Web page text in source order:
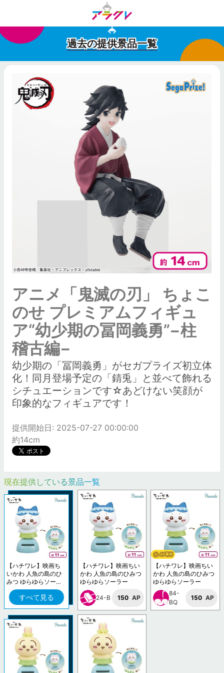
過去の提供景品一覧
アニメ「鬼滅の刃」 ちょこ
のせ プレミアムフィギュ
ア“幼少期の冨岡義勇”−柱
稽古編−
幼少期の「冨岡義勇」がセガプライズ初立体
化！同月登場予定の「錆兎」と並べて飾れる
シチュエーションです☆あどけない笑顔が
印象的なフィギュアです！
提供開始日: 2025-07-27 00:00:00
約14cm
現在提供している景品一覧
【ハチワレ】映画ち
いかわ 人魚の島のひ
みつ ゆらゆらソーラ
ー
すべて見る
【ハチワレ】映画ちい
かわ 人魚の島のひみつ
ゆらゆらソーラー
24-B 150 AP
【ハチワレ】映画ちい
かわ 人魚の島のひみつ
ゆらゆらソーラー
84-
BQ
150 AP